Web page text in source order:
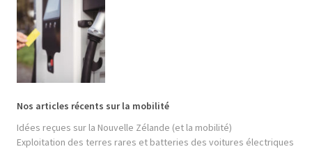
Nos articles récents sur la mobilité
Idées reçues sur la Nouvelle Zélande (et la mobilité)
Exploitation des terres rares et batteries des voitures électriques